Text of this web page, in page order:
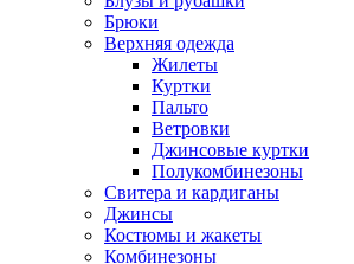
Брюки
Верхняя одежда
Жилеты
Куртки
Пальто
Ветровки
Джинсовые куртки
Полукомбинезоны
Свитера и кардиганы
Джинсы
Костюмы и жакеты
Комбинезоны